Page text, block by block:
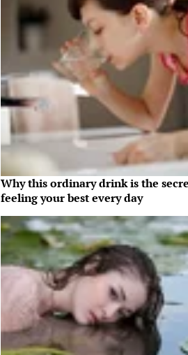
Why this ordinary drink is the
feeling your best every day